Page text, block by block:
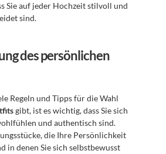
Sie auf jeder Hochzeit stilvoll und
sind.
des persönlichen
Regeln und Tipps für die Wahl
gibt, ist es wichtig, dass Sie sich
und authentisch sind.
die Ihre Persönlichkeit
in denen Sie sich selbstbewusst